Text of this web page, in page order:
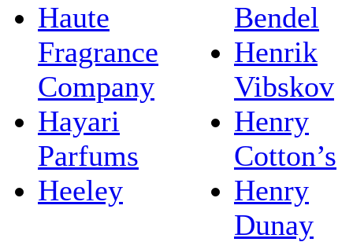
Haute
Fragrance
Company
Hayari
Parfums
Heeley
Bendel
Henrik
Vibskov
Henry
Cotton’s
Henry
Dunay